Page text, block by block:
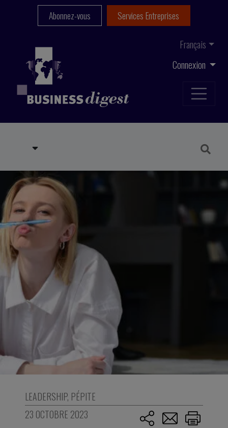
Connexion
Français
Abonnez-vous Services Entreprises
LEADERSHIP, PÉPITE
23 OCTOBRE 2023